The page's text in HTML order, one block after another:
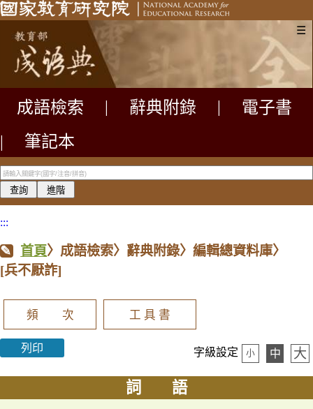
☰
成語檢索 辭典附錄
電子書
|
筆記本
:::
首頁〉成語檢索〉辭典附錄〉編輯總資料庫〉
[兵不厭詐]
頻 次 工 具 書
列印 字級設定 小 中 大
詞 語